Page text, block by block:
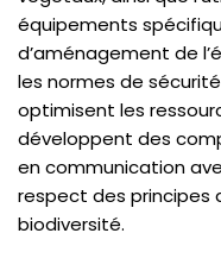
équipements
d’aménagement de
les normes de
optimisent les
développent des
en communication
respect des principes
biodiversité.